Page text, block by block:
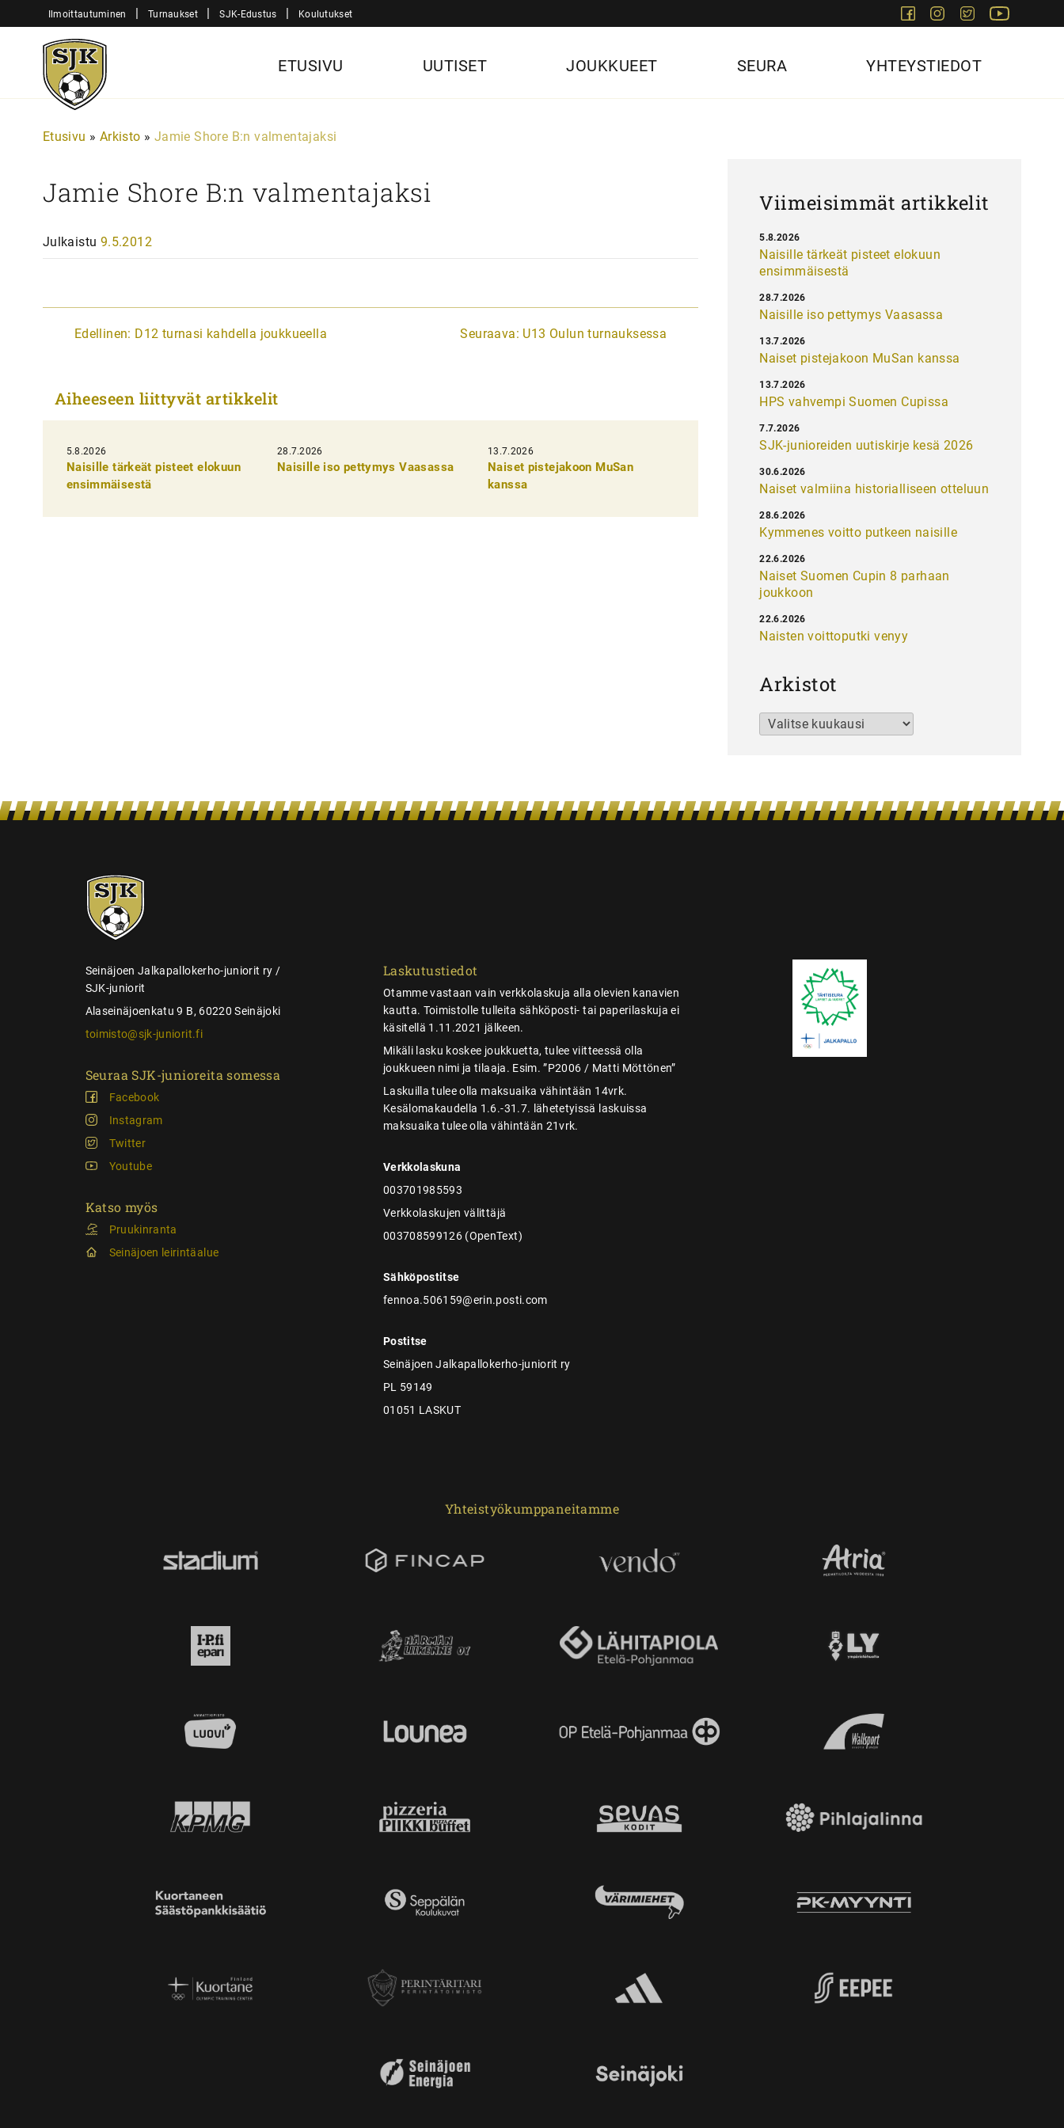
sisältöön
Ilmoittautuminen | Turnaukset | SJK-Edustus | Koulutukset FacebookInstagram
Twitter
Sjk-
Juniorit
ETUSIVU UUTISET JOUKKUEET SEURA YHTEYSTIEDOT
Etusivu » Arkisto » Jamie Shore B:n valmentajaksi
Jamie Shore B:n valmentajaksi
Julkaistu 9.5.2012
A
i
k
e
Edellinen: D12 turnasi kahdella joukkueella Seuraava: U13 Oulun turnauksessa
Aiheeseen liittyvät artikkelit
5.8.2026
Naisille tärkeät pisteet elokuun
ensimmäisestä
28.7.2026
Naisille iso pettymys Vaasassa
13.7.2026
Naiset pistejakoon MuSan
kanssa
Viimeisimmät artikkelit
Naisille tärkeät pisteet elokuun
ensimmäisestä
5.8.2026
Naisille iso pettymys Vaasassa
28.7.2026
Naiset pistejakoon MuSan kanssa
13.7.2026
HPS vahvempi Suomen Cupissa
13.7.2026
SJK-junioreiden uutiskirje kesä 2026
7.7.2026
Naiset valmiina historialliseen otteluun
30.6.2026
Kymmenes voitto putkeen naisille
28.6.2026
Naiset Suomen Cupin 8 parhaan
joukkoon
22.6.2026
Naisten voittoputki venyy
22.6.2026
Arkistot
Arkistot
SJK-
juniorit
Seinäjoen Jalkapallokerho-juniorit ry /
SJK-juniorit
Alaseinäjoenkatu 9 B, 60220 Seinäjoki
toimisto@sjk-juniorit.fi
Seuraa SJK-junioreita somessa
Facebook
Instagram
Twitter
Youtube
Katso myös
Pruukinranta
Seinäjoen leirintäalue
Laskutustiedot
Otamme vastaan vain verkkolaskuja alla olevien kanavien
kautta. Toimistolle tulleita sähköposti- tai paperilaskuja ei
käsitellä 1.11.2021 jälkeen.
Mikäli lasku koskee joukkuetta, tulee viitteessä olla
joukkueen nimi ja tilaaja. Esim. ”P2006 / Matti Möttönen”
Laskuilla tulee olla maksuaika vähintään 14vrk.
Kesälomakaudella 1.6.-31.7. lähetetyissä laskuissa
maksuaika tulee olla vähintään 21vrk.
Verkkolaskuna
003701985593
Verkkolaskujen välittäjä
003708599126 (OpenText)
Sähköpostitse
fennoa.506159@erin.posti.com
Postitse
Seinäjoen Jalkapallokerho-juniorit ry
PL 59149
01051 LASKUT
Yhteistyökumppaneitamme